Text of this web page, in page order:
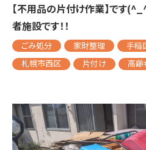
【不用品の片付け作業】です
者施設です！！
ごみ処分 家財整理 手稲
札幌市西区
片付け 高齢